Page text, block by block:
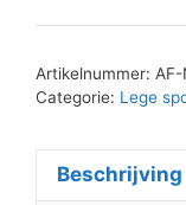
Artikelnummer: AF-
Categorie: Lege
Beschrijving